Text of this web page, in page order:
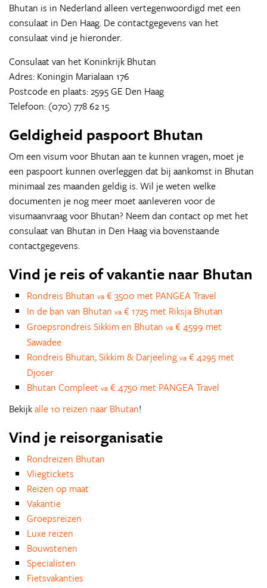
Bhutan is in Nederland alleen vertegenwoordigd met een
consulaat in Den Haag. De contactgegevens van het
consulaat vind je hieronder.
Consulaat van het Koninkrijk Bhutan
Adres: Koningin Marialaan 176
Postcode en plaats: 2595 GE Den Haag
Telefoon: (070) 778 62 15
Geldigheid paspoort Bhutan
Om een visum voor Bhutan aan te kunnen vragen, moet je
een paspoort kunnen overleggen dat bij aankomst in Bhutan
minimaal zes maanden geldig is. Wil je weten welke
documenten je nog meer moet aanleveren voor de
visumaanvraag voor Bhutan? Neem dan contact op met het
consulaat van Bhutan in Den Haag via bovenstaande
contactgegevens.
Vind je reis of vakantie naar Bhutan
Rondreis Bhutan va € 3500 met PANGEA Travel
In de ban van Bhutan va € 1725 met Riksja Bhutan
Groepsrondreis Sikkim en Bhutan va € 4599 met
Sawadee
Rondreis Bhutan, Sikkim & Darjeeling va € 4295 met
Djoser
Bhutan Compleet va € 4750 met PANGEA Travel
Bekijkalle 10 reizen naar Bhutan!
Vind je reisorganisatie
Rondreizen Bhutan
Vliegtickets
Reizen op maat
Vakantie
Groepsreizen
Luxe reizen
Bouwstenen
Specialisten
Fietsvakanties